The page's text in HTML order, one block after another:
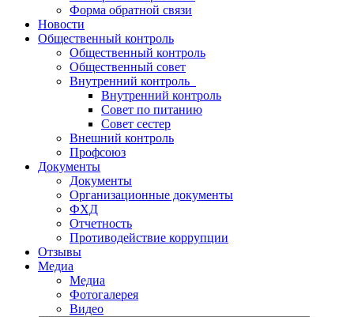
Форма обратной связи
Новости
Общественный контроль
Общественный контроль
Общественный совет
Внутренний контроль
Внутренний контроль
Совет по питанию
Совет сестер
Внешний контроль
Профсоюз
Документы
Документы
Организационные документы
ФХД
Отчетность
Противодействие коррупции
Отзывы
Медиа
Медиа
Фотогалерея
Видео